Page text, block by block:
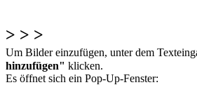
> > >
Um Bilder einzufügen, unter dem
hinzufügen" klicken.
Es öffnet sich ein Pop-Up-Fenster: